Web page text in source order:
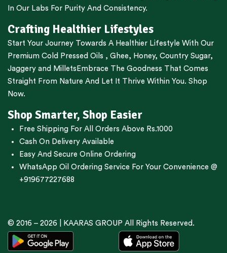
In Our Labs For Purity And Consistency.
Crafting Healthier Lifestyles
Start Your Journey Towards A Healthier Lifestyle With Our
Premium Cold Pressed Oils , Ghee, Honey, Country Sugar,
Jaggery and Millets Embrace The Goodness That Comes
Straight From Nature And Let It Thrive Within You. Shop
Now.
Shop Smarter, Shop Easier
Free Shipping For All Orders Above Rs.1000
Cash On Delivery Available
Easy And Secure Online Ordering
WhatsApp Oil Ordering Service For Your Convenience @
+919677227688
© 2016 – 2026 | KAARAS GROUP All Rights Reserved.